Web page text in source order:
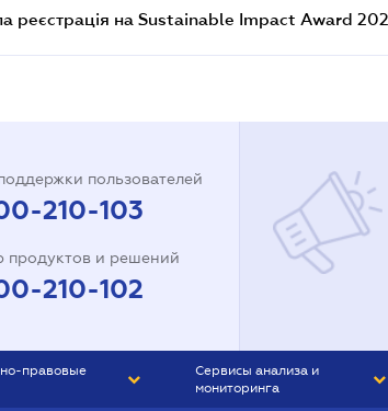
реєстрація на Sustainable Impact Award
пользователей
210-103
продуктов и решений
210-102
правовые
Сервисы анализа и
мониторинга